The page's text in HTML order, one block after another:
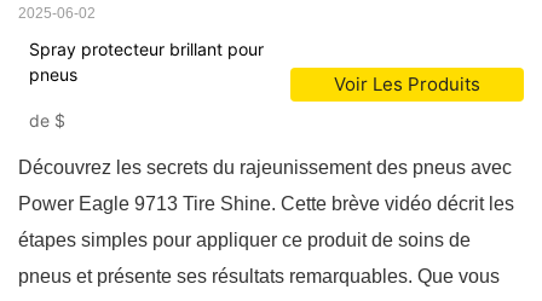
2025-06-02
Spray protecteur brillant pour
pneus
de $
Voir Les Produits
Découvrez les secrets du rajeunissement des pneus avec
Power Eagle 9713 Tire Shine. Cette brève vidéo décrit les
étapes simples pour appliquer ce produit de soins de
pneus et présente ses résultats remarquables. Que vous